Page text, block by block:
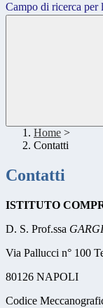
Campo di ricerca per
Home >
Contatti
Contatti
ISTITUTO
D. S. Prof.ssa
Via Pallucci n° 100
80126 NAPOLI
Codice